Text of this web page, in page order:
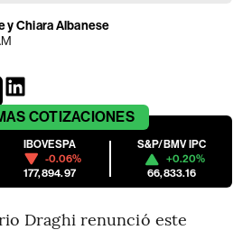
y Chiara Albanese
COTIZACIONES
IBOVESPA
-0.06%
177,894.97
S&P/BMV IPC
+0.20%
66,833.16
Draghi renunció este